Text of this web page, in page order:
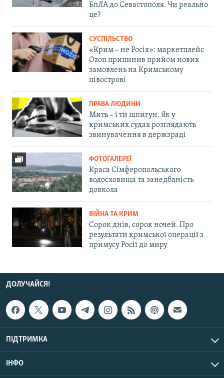
БпЛА до Севастополя. Чи реально
це?
СУСПІЛЬСТВО
«Крим – не Росія»: маркетплейс
Ozon припинив прийом нових
замовлень на Кримському
півострові
ПРАВА ЛЮДИНИ
Мить – і ти шпигун. Як у
кримських судах розглядають
звинувачення в держзраді
ФОТОГАЛЕРЕЇ
Краса Сімферопольського
водосховища та занедбаність
довкола
ВІЙНА ТА КРИМ
Сорок днів, сорок ночей. Про
результати кримської операції з
примусу Росії до миру
ДОЛУЧАЙСЯ!
ПІДТРИМКА
ІНФО